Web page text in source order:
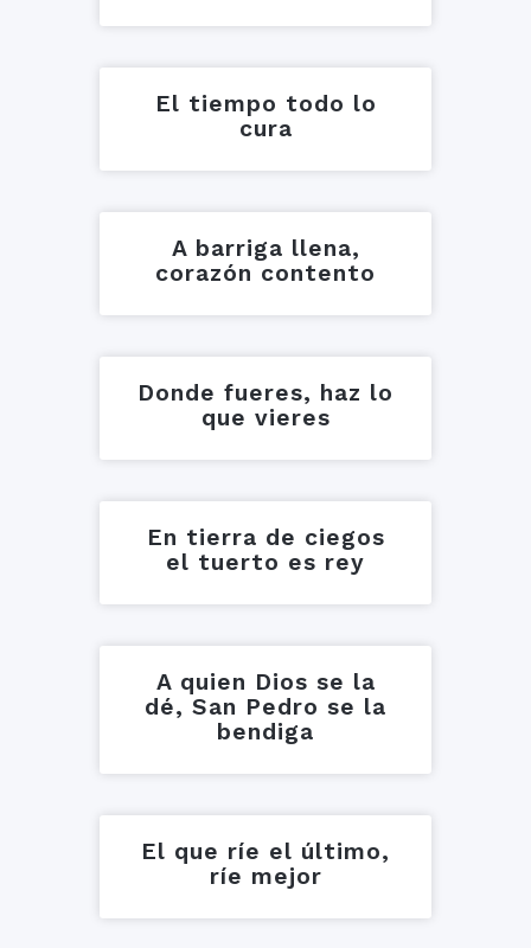
El tiempo todo lo
cura
A barriga llena,
corazón contento
Donde fueres, haz lo
que vieres
En tierra de ciegos
el tuerto es rey
A quien Dios se la
dé, San Pedro se la
bendiga
El que ríe el último,
ríe mejor